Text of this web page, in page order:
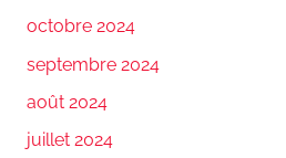
octobre 2024
septembre 2024
août 2024
juillet 2024